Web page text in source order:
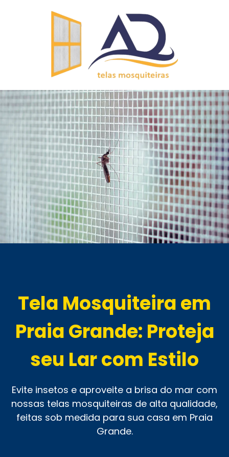
Tela Mosquiteira em
Praia Grande: Proteja
seu Lar com Estilo
Evite insetos e aproveite a brisa do mar com
nossas telas mosquiteiras de alta qualidade,
feitas sob medida para sua casa em Praia
Grande.